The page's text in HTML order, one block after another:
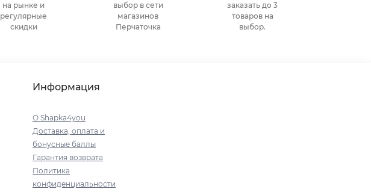
на рынке и
регулярные
скидки
выбор в сети
магазинов
Перчаточка
заказать до 3
товаров на
выбор.
Информация
О Shapka4you
Доставка, оплата и
бонусные баллы
Гарантия возврата
Политика
конфиденциальности